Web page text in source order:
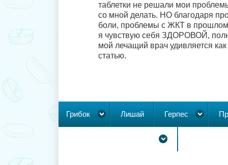
таблетки не решали мои
со мной делать. НО благодаря
боли, проблемы с ЖКТ в
я чувствую себя ЗДОРОВОЙ,
мой лечащий врач удивляется
статью.
Грибок Лишай Герпес